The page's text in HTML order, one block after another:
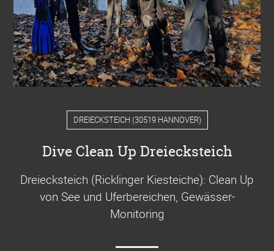
DREIECKSTEICH (30519 HANNOVER)
Dive Clean Up Dreiecksteich
Dreiecksteich (Ricklinger Kiesteiche): Clean Up
von See und Uferbereichen, Gewässer-
Monitoring